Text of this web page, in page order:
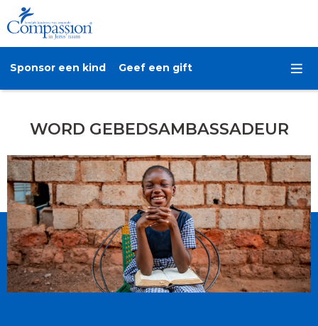
Sponsor een kind Geef een gift
WORD GEBEDSAMBASSADEUR